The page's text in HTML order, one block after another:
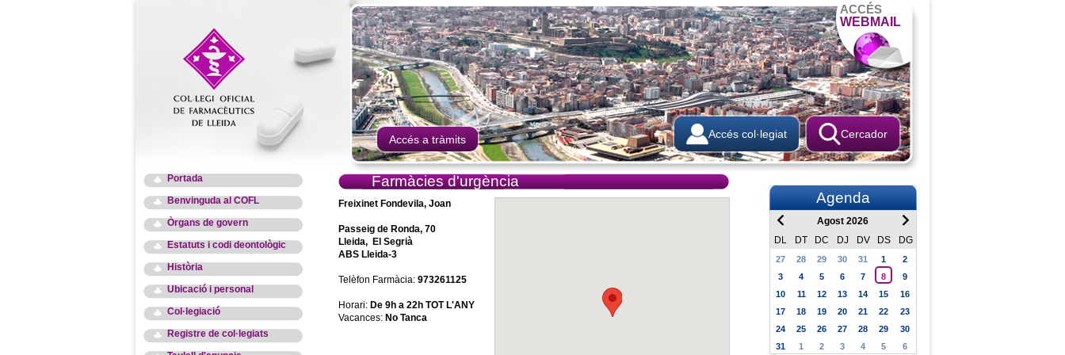
ACCÉS
WEBMAIL
Accés a tràmits Cercador
Accés col·legiat
Portada
Benvinguda al COFL
Òrgans de govern
Estatuts i codi deontològic
Història
Ubicació i personal
Col·legiació
Registre de col·legiats
Farmàcies d'urgència
Freixinet Fondevila, Joan
Passeig de Ronda, 70
Lleida, El Segrià
ABS Lleida-3
Telèfon Farmàcia: 973261125
Horari: De 9h a 22h TOT L'ANY
Vacances: No Tanca
Agenda
Agost 2026
DL
DT DC DJ DV DS DG
27 28 29 30 31 1
2
3
4 5 6 7 8
9
10
11 12 13 14 15
16
17
18 19 20 21 22
23
24
25 26 27 28 29
30
31
1 2 3 4 5 6